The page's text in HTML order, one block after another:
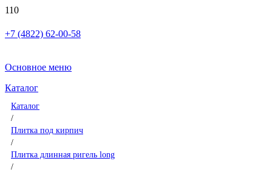
+7 (4822) 62-00-58
Основное меню
Каталог
Каталог
/
Плитка под кирпич
/
Плитка длинная ригель long
/